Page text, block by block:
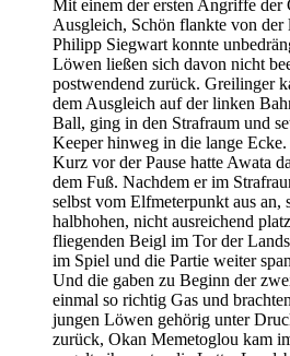
Mit einem der ersten Angriffe der
Ausgleich, Schön flankte von
Philipp Siegwart konnte
Löwen ließen sich davon nicht
postwendend zurück. Greilinger
dem Ausgleich auf der linken
Ball, ging in den Strafraum und
Keeper hinweg in die lange Ecke.
Kurz vor der Pause hatte Awata
dem Fuß. Nachdem er im
selbst vom Elfmeterpunkt aus an,
halbhohen, nicht ausreichend
fliegenden Beigl im Tor der
im Spiel und die Partie weiter
Und die gaben zu Beginn der
einmal so richtig Gas und
jungen Löwen gehörig unter
zurück, Okan Memetoglou kam